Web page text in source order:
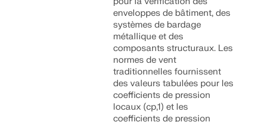
En savoir plus
API Dlubal
Votre porte vers la modélisation paramétrique et
enveloppes de bâtiment, des
systèmes de bardage
métallique et des
composants structuraux. Les
normes de vent
traditionnelles fournissent
des valeurs tabulées pour les
coefficients de pression
locaux (cp,1) et les
coefficients de pression